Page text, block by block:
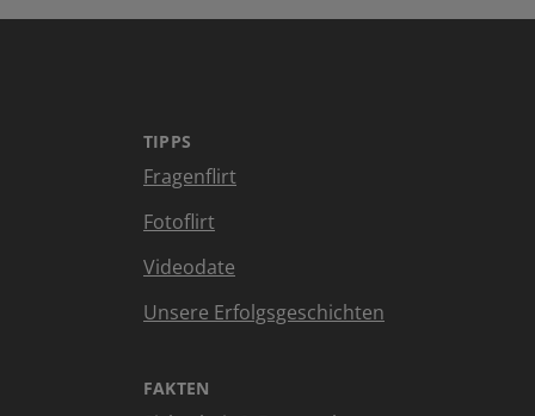
TIPPS
Fragenflirt
Fotoflirt
Videodate
Unsere Erfolgsgeschichten
FAKTEN